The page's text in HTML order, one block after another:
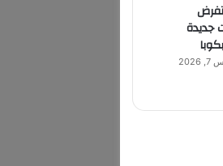
جديدة